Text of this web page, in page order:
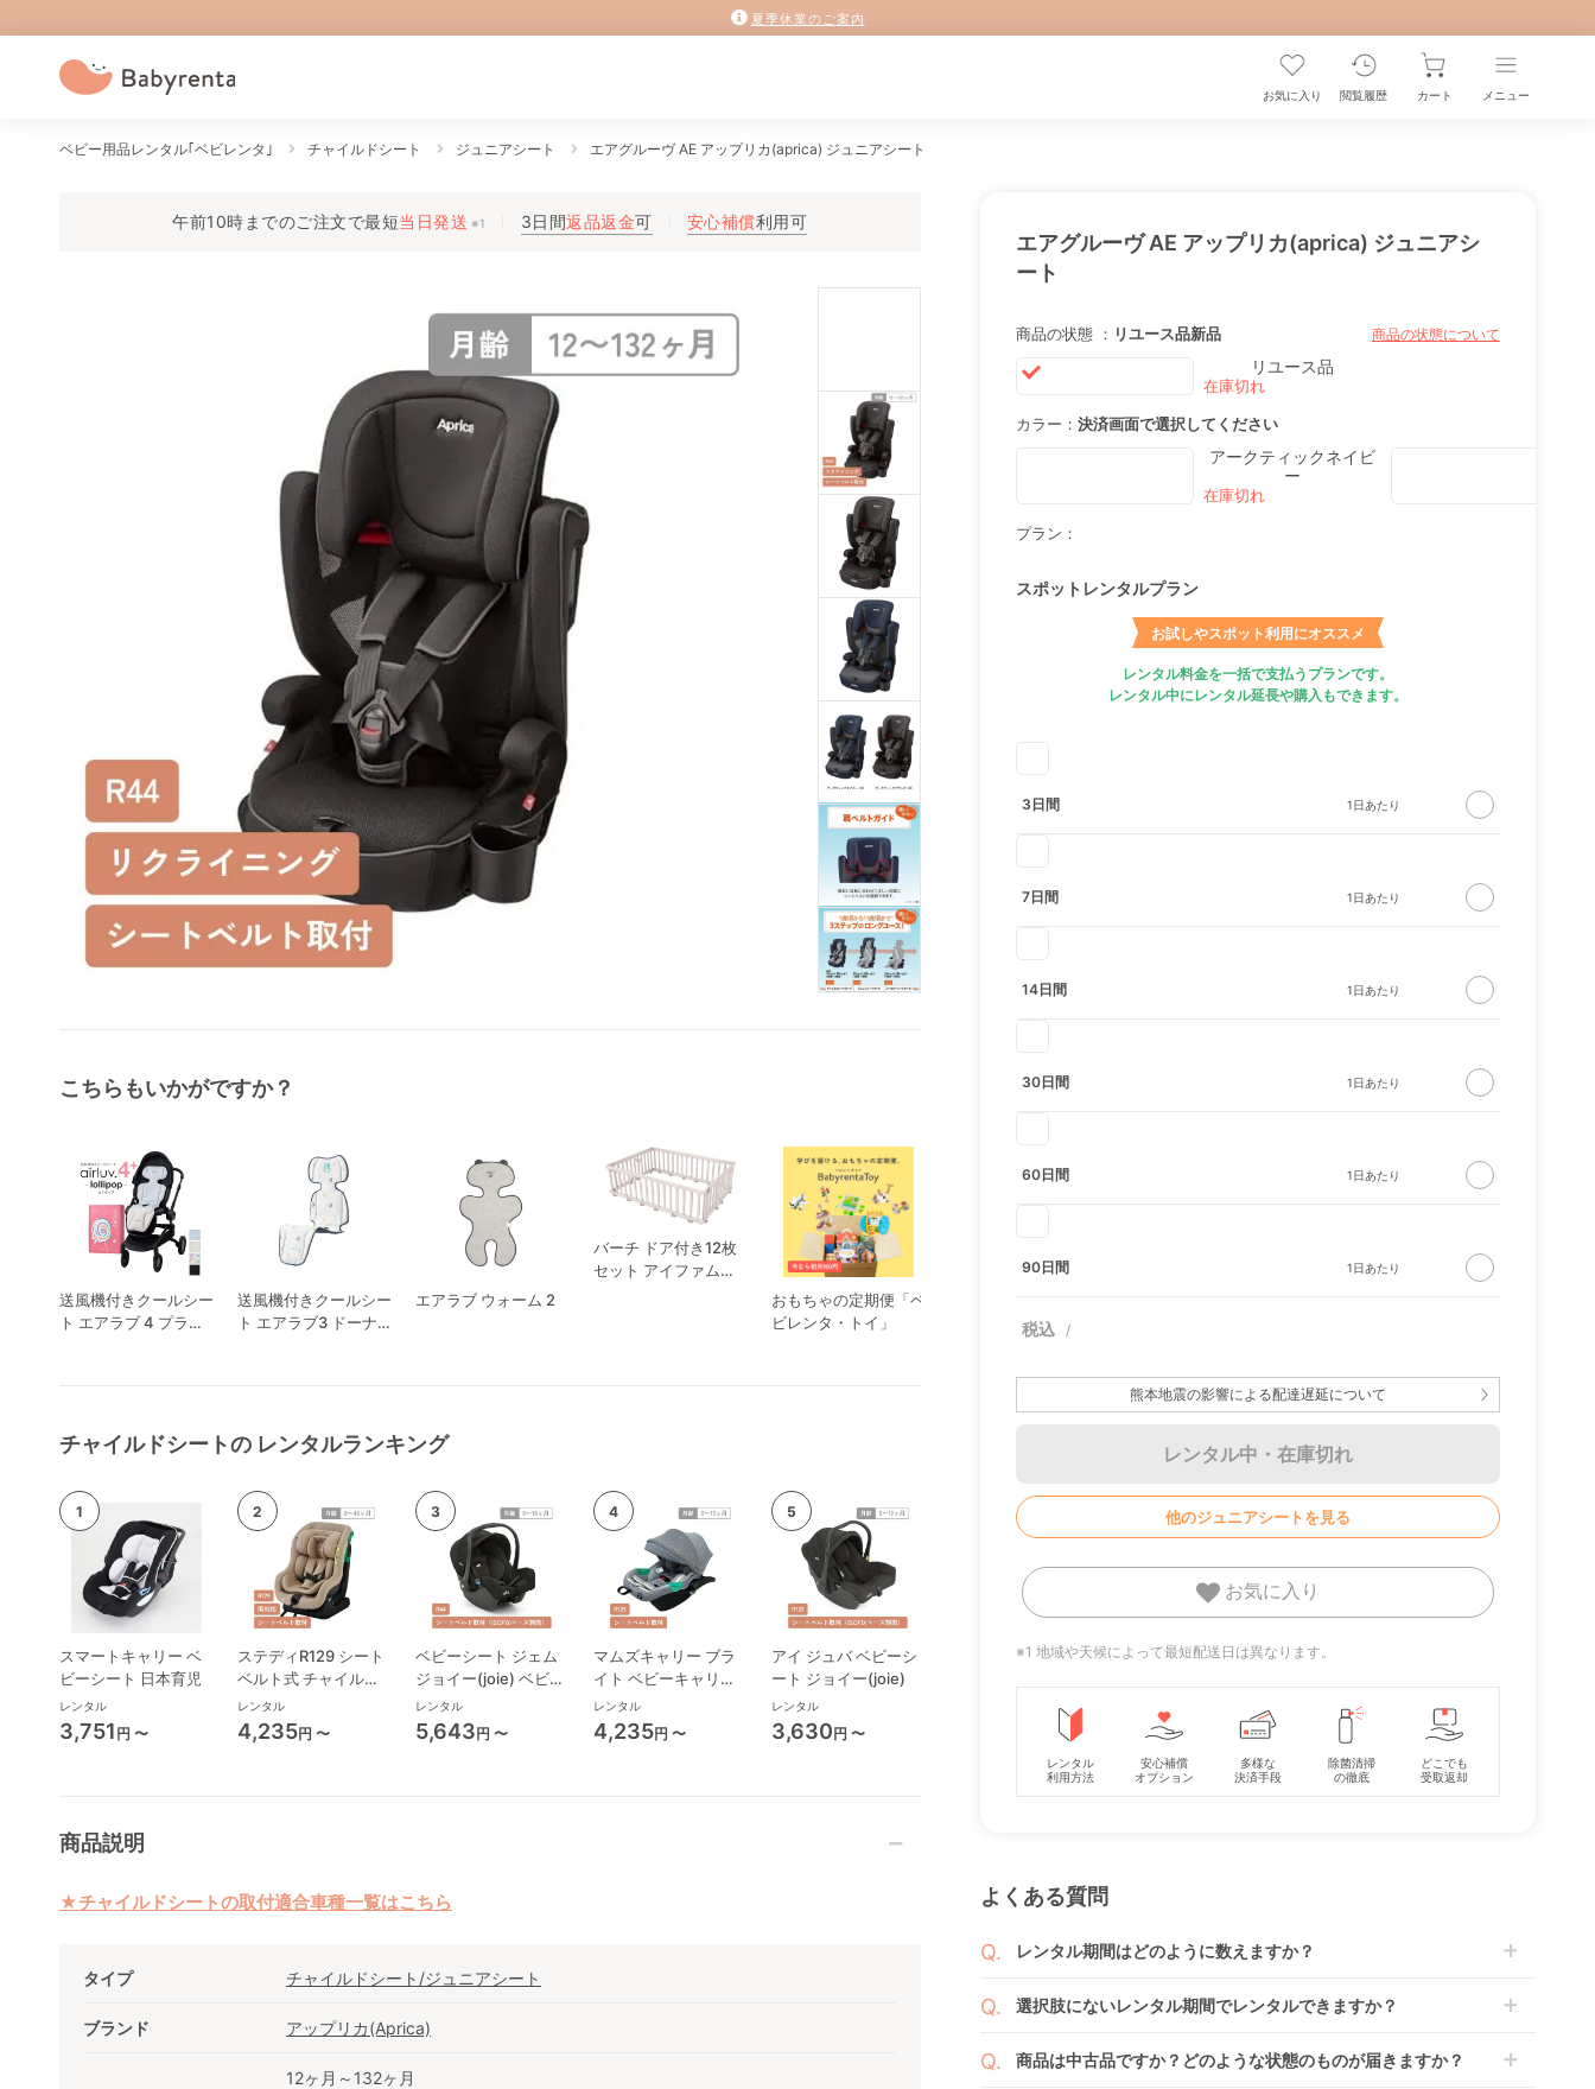
夏季休業のご案内
お気に入り 閲覧履歴 カート メニュー
ベビー用品レンタル｢ベビレンタ｣ チャイルドシート ジュニアシート エアグルーヴ AE アップリカ(aprica) ジュニアシート
午前10時までのご注文で最短当日発送 ※1 3日間返品返金可 安心補償利用可
エアグルーヴ AE アップリカ(aprica) ジュニアシ
ート
商品の状態 ： リユース品新品 商品の状態について
リユース品
カラー： 決済画面で選択してください
アークティックネイビ
ー
プラン：
スポットレンタルプラン
お試しやスポット利用にオススメ
レンタル料金を一括で支払うプランです。
レンタル中にレンタル延長や購入もできます。
3日間
7日間
14日間
30日間
60日間
90日間
熊本地震の影響による配達遅延について
レンタル中・在庫切れ
他のジュニアシートを見る
お気に入り
※1 地域や天候によって最短配送日は異なります。
レンタル
利用方法
安心補償
オプション
多様な
決済手段
除菌清掃
の徹底
どこでも
受取返却
よくある質問
レンタル期間はどのように数えますか？
ります。
者（佐川急便）に商品の引渡しとなります。
選択肢にないレンタル期間でレンタルできますか？
です。
商品は中古品ですか？どのような状態のものが届きますか？
こちらもいかがですか？
送風機付きクールシー
ト エアラブ 4 プラス
送風機付きクールシー
ト エアラブ3 ドーナ
エアラブ ウォーム 2
バーチ ドア付き12枚
セット アイファム
おもちゃの定期便「ベ
ビレンタ・トイ」
チャイルドシートの レンタルランキング
スマートキャリー ベ
ビーシート 日本育児
レンタル
3,751 円 〜
ステディR129 シート
ベルト式 チャイルド
シート ジョイー(joie)
レンタル
4,235円 〜
ベビーシート ジェム
ジョイー(joie) ベビー
シート
レンタル
5,643円 〜
マムズキャリー ブラ
イト ベビーキャリー
ベビーシート 西松屋
レンタル
4,235円 〜
アイ ジュバ ベビーシ
ート ジョイー(joie)
レンタル
3,630円 〜
エレベート R129 ジュ
レジェプラス ネクス
7,370
クルムーヴ スマート
(Combi) チャイルド
シート
レンタル
商品説明
★チャイルドシートの取付適合車種一覧はこちら
タイプ チャイルドシート/ジュニアシート
ブランド アップリカ(Aprica)
12ヶ月～132ヶ月